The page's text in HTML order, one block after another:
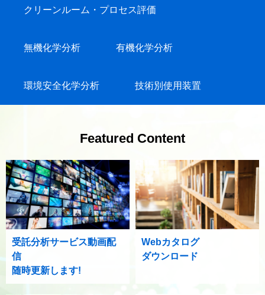
クリーンルーム・プロセス評価
無機化学分析 有機化学分析
環境安全化学分析 技術別使用装置
Featured Content
受託分析サービス動画配
信
随時更新します!
Webカタログ
ダウンロード